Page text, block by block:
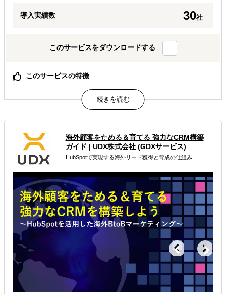
導入実績数 30社
このサービスをダウンロードする
このサービスの特徴
DX推進の第一歩として、Webサイトの改善に着手。
海外WEBプロモーション 海外広告・プロモーション
多言語サイト制作
解決できる課題
有効なプロモーション方法を探している
オンラインで販路開拓したい
海外におけるリスク・コストを低減したい
海外顧客をためる＆育てる 強力なCRM構築
ガイド | UDX株式会社 (GDXサービス)
HubSpotで実現する海外リード獲得と育成の仕組み